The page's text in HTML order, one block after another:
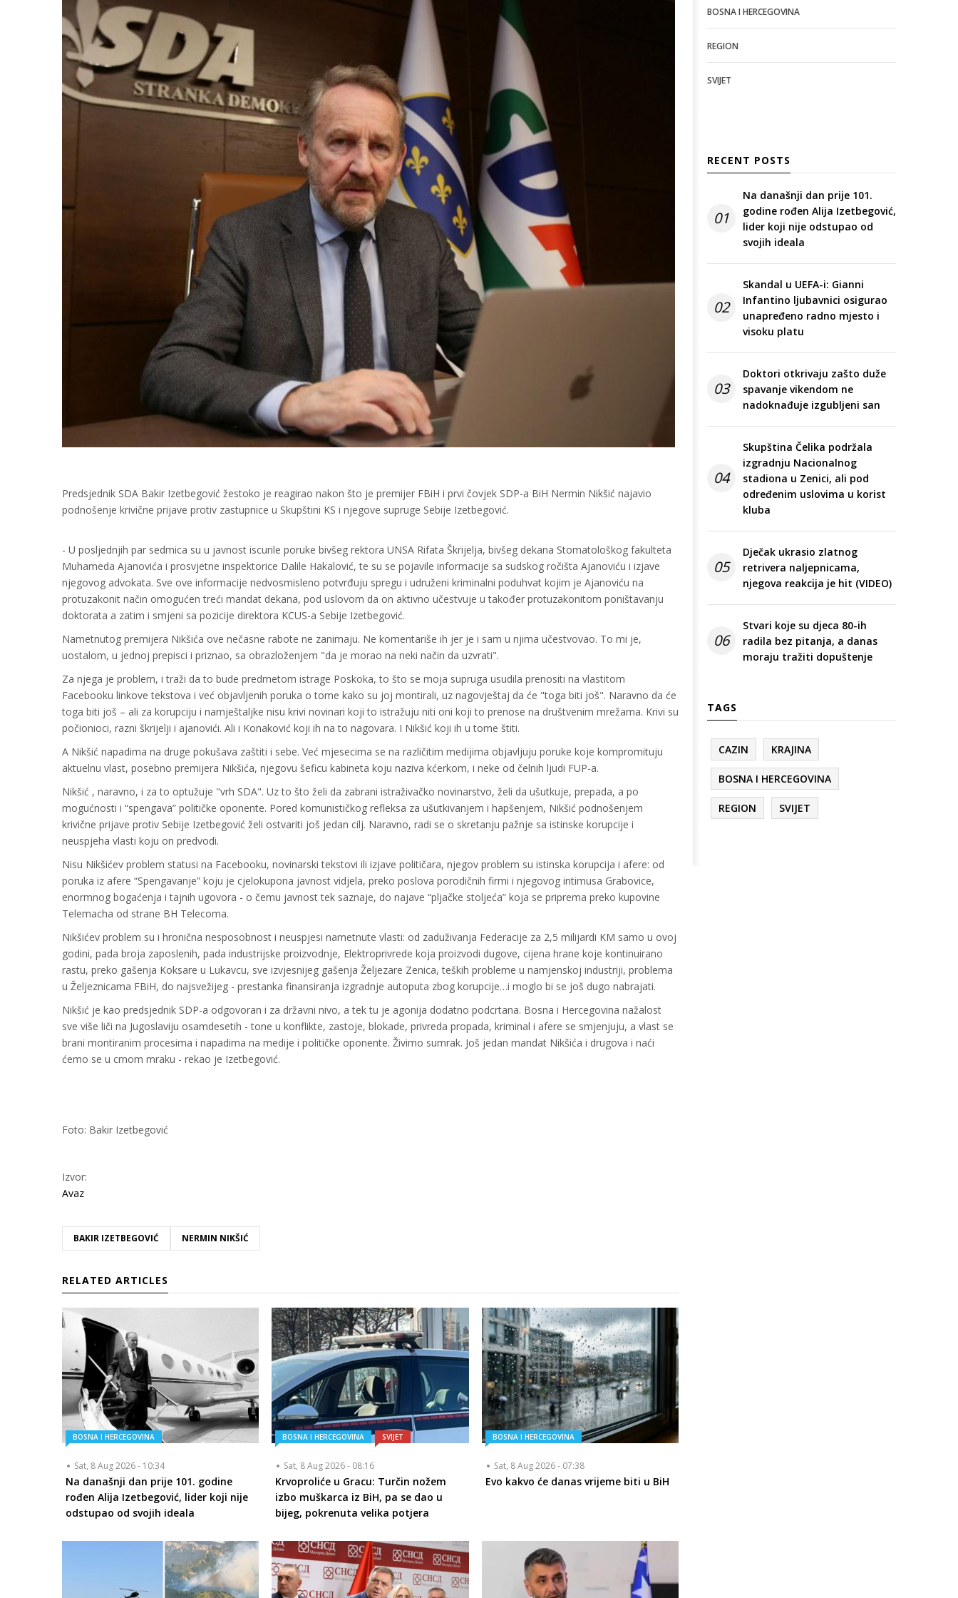
Predsjednik SDA Bakir Izetbegović žestoko je reagirao nakon što je premijer FBiH i prvi čovjek SDP-a BiH Nermin Nikšić najavio
podnošenje krivične prijave protiv zastupnice u Skupštini KS i njegove supruge Sebije Izetbegović.
- U posljednjih par sedmica su u javnost iscurile poruke bivšeg rektora UNSA Rifata Škrijelja, bivšeg dekana Stomatološkog fakulteta
Muhameda Ajanovića i prosvjetne inspektorice Dalile Hakalović, te su se pojavile informacije sa sudskog ročišta Ajanoviću i izjave
njegovog advokata. Sve ove informacije nedvosmisleno potvrđuju spregu i udruženi kriminalni poduhvat kojim je Ajanoviću na
protuzakonit način omogućen treći mandat dekana, pod uslovom da on aktivno učestvuje u također protuzakonitom poništavanju
doktorata a zatim i smjeni sa pozicije direktora KCUS-a Sebije Izetbegović.
Nametnutog premijera Nikšića ove nečasne rabote ne zanimaju. Ne komentariše ih jer je i sam u njima učestvovao. To mi je,
uostalom, u jednoj prepisci i priznao, sa obrazloženjem "da je morao na neki način da uzvrati".
Za njega je problem, i traži da to bude predmetom istrage Poskoka, to što se moja supruga usudila prenositi na vlastitom
Facebooku linkove tekstova i već objavljenih poruka o tome kako su joj montirali, uz nagovještaj da će "toga biti još". Naravno da će
toga biti još – ali za korupciju i namještaljke nisu krivi novinari koji to istražuju niti oni koji to prenose na društvenim mrežama. Krivi su
počionioci, razni škrijelji i ajanovići. Ali i Konaković koji ih na to nagovara. I Nikšić koji ih u tome štiti.
A Nikšić napadima na druge pokušava zaštiti i sebe. Već mjesecima se na različitim medijima objavljuju poruke koje kompromituju
aktuelnu vlast, posebno premijera Nikšića, njegovu šeficu kabineta koju naziva kćerkom, i neke od čelnih ljudi FUP-a.
Nikšić , naravno, i za to optužuje "vrh SDA". Uz to što želi da zabrani istraživačko novinarstvo, želi da ušutkuje, prepada, a po
mogućnosti i “spengava” političke oponente. Pored komunističkog refleksa za ušutkivanjem i hapšenjem, Nikšić podnošenjem
krivične prijave protiv Sebije Izetbegović želi ostvariti još jedan cilj. Naravno, radi se o skretanju pažnje sa istinske korupcije i
neuspjeha vlasti koju on predvodi.
Nisu Nikšićev problem statusi na Facebooku, novinarski tekstovi ili izjave političara, njegov problem su istinska korupcija i afere: od
poruka iz afere “Spengavanje” koju je cjelokupona javnost vidjela, preko poslova porodičnih firmi i njegovog intimusa Grabovice,
enormnog bogaćenja i tajnih ugovora - o čemu javnost tek saznaje, do najave “pljačke stoljeća” koja se priprema preko kupovine
Telemacha od strane BH Telecoma.
Nikšićev problem su i hronična nesposobnost i neuspjesi nametnute vlasti: od zaduživanja Federacije za 2,5 milijardi KM samo u ovoj
godini, pada broja zaposlenih, pada industrijske proizvodnje, Elektroprivrede koja proizvodi dugove, cijena hrane koje kontinuirano
rastu, preko gašenja Koksare u Lukavcu, sve izvjesnijeg gašenja Željezare Zenica, teških probleme u namjenskoj industriji, problema
u Željeznicama FBiH, do najsvežijeg - prestanka finansiranja izgradnje autoputa zbog korupcije…i moglo bi se još dugo nabrajati.
Nikšić je kao predsjednik SDP-a odgovoran i za državni nivo, a tek tu je agonija dodatno podcrtana. Bosna i Hercegovina nažalost
sve više liči na Jugoslaviju osamdesetih - tone u konflikte, zastoje, blokade, privreda propada, kriminal i afere se smjenjuju, a vlast se
brani montiranim procesima i napadima na medije i političke oponente. Živimo sumrak. Još jedan mandat Nikšića i drugova i naći
ćemo se u crnom mraku - rekao je Izetbegović.
Foto: Bakir Izetbegović
Izvor:
Avaz
BAKIR IZETBEGOVIĆ NERMIN NIKŠIĆ
RELATED ARTICLES
BOSNA I HERCEGOVINA
Sat, 8 Aug 2026 - 10:34
Na današnji dan prije 101. godine
rođen Alija Izetbegović, lider koji nije
odstupao od svojih ideala
BOSNA I HERCEGOVINA SVIJET
Sat, 8 Aug 2026 - 08:16
Krvoproliće u Gracu: Turčin nožem
izbo muškarca iz BiH, pa se dao u
bijeg, pokrenuta velika potjera
BOSNA I HERCEGOVINA
Sat, 8 Aug 2026 - 07:38
Evo kakvo će danas vrijeme biti u BiH
BOSNA I HERCEGOVINA
REGION
SVIJET
RECENT POSTS
01
Na današnji dan prije 101.
godine rođen Alija Izetbegović,
lider koji nije odstupao od
svojih ideala
02
Skandal u UEFA-i: Gianni
Infantino ljubavnici osigurao
unapređeno radno mjesto i
visoku platu
03
Doktori otkrivaju zašto duže
spavanje vikendom ne
nadoknađuje izgubljeni san
04
Skupština Čelika podržala
izgradnju Nacionalnog
stadiona u Zenici, ali pod
određenim uslovima u korist
kluba
05
Dječak ukrasio zlatnog
retrivera naljepnicama,
njegova reakcija je hit (VIDEO)
06
Stvari koje su djeca 80-ih
radila bez pitanja, a danas
moraju tražiti dopuštenje
TAGS
CAZIN KRAJINA
BOSNA I HERCEGOVINA
REGION SVIJET